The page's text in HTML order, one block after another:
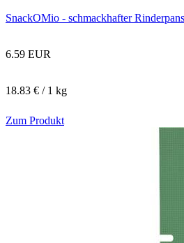
SnackOMio - schmackhafter
6.59 EUR
18.83 € / 1 kg
Zum Produkt